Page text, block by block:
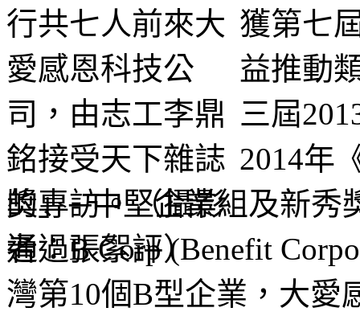
獲第七
益推動
三屆
2014年
獎」─中堅企業組及新秀
通過B Corp (Benefit
灣第10個B型企業，大愛